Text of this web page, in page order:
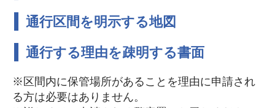
通行区間を明示する地図
通行する理由を疎明する書面
※区間内に保管場所があることを理由に申請され
る方は必要はありません。